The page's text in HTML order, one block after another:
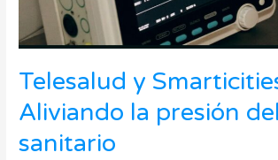
Telesalud y
Aliviando la presión
sanitario
sistema
sanitario